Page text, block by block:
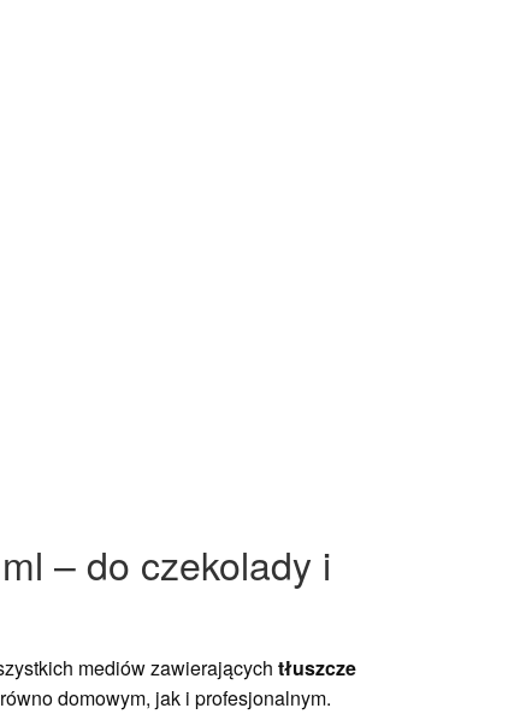
– do czekolady i
mediów zawierającychtłuszcze
domowym, jak i profesjonalnym.